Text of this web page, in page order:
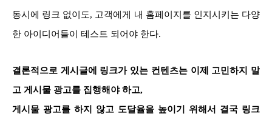
동시에 링크 없이도, 고객에게 내 홈페이지를 인지시키는 다양
한 아이디어들이 테스트 되어야 한다.
결론적으로 게시글에 링크가 있는 컨텐츠는 이제 고민하지 말
고 게시물 광고를 집행해야 하고,
게시물 광고를 하지 않고 도달율을 높이기 위해서 결국 링크